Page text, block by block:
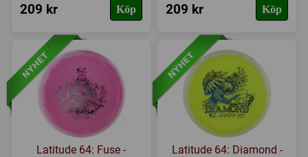
209 kr Köp 209 kr Köp
Latitude 64: Fuse -
Latitude 64: Diamond -